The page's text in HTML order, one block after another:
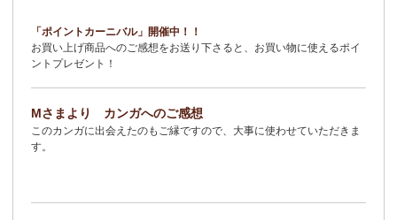
2/3： キテンゲ本革 名刺ケース～キテンゲ◇ハイクオリティ◇で
仕立てた新作登場！『ニッポンの技×アフリカの色』
2/3： オトナの多機能リュック～キテンゲ本革仕立て
ハイクオリティ◇で仕立てた新作登場！『ニッポンの技×アフリカ
の色』
「ポイントカーニバル」開催中！！
お買い上げ商品へのご感想をお送り下さると、お買い物に使えるポイ
ントプレゼント！
Mさまより カンガへのご感想
このカンガに出会えたのもご縁ですので、大事に使わせていただきま
す。